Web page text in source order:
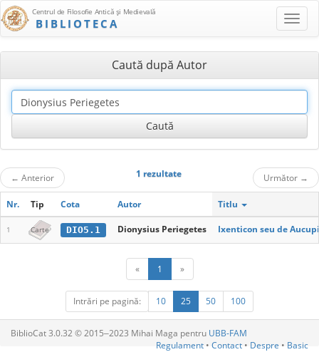
Centrul de Filosofie Antică şi Medievală
BIBLIOTECA
Caută după Autor
← Anterior 1 rezultate Următor →
Nr. Tip Cota Autor Titlu
1 Carte DIO5.1 Dionysius Periegetes Ixenticon seu de
« 1 »
Intrări pe pagină: 10 25 50 100
BiblioCat 3.0.32 © 2015‒2023 Mihai Maga pentru UBB-FAM
Regulament • Contact • Despre • Basic